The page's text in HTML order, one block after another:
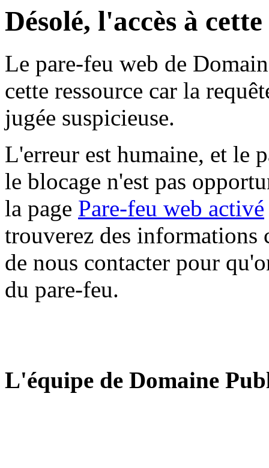
Désolé, l'accès à
Le pare-feu web de
cette ressource car la
jugée suspicieuse.
L'erreur est humaine, et le
le blocage n'est pas
la page Pare-feu web activé
trouverez des informations
de nous contacter pour
du pare-feu.
L'équipe de Domaine